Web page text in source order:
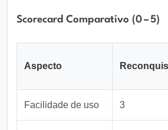
Scorecard Comparativo (0 – 5)
Aspecto
Facilidade de uso 3